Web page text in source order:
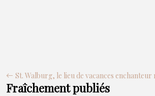
St. Walburg, le lieu de vacances
Fraîchement publiés